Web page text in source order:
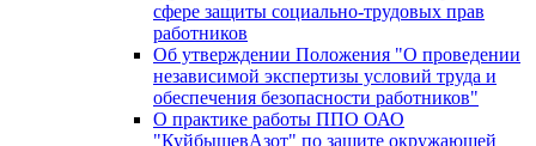
сфере защиты социально-трудовых прав
работников
Об утверждении Положения "О проведении
независимой экспертизы условий труда и
обеспечения безопасности работников"
О практике работы ППО ОАО
"КуйбышевАзот" по защите окружающей